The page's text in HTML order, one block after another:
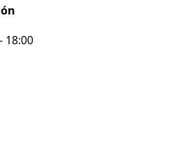
18:00